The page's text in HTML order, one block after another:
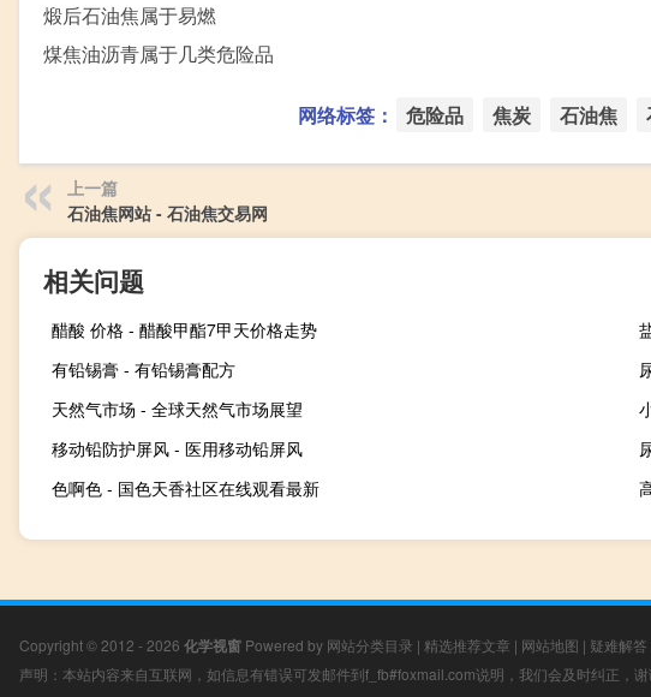
煅后石油焦属于易燃
煤焦油沥青属于几类危险品
网络标签： 危险品 焦炭 石油焦
上一篇
石油焦网站 - 石油焦交易网
相关问题
醋酸 价格 - 醋酸甲酯7甲天价格走势
有铅锡膏 - 有铅锡膏配方
天然气市场 - 全球天然气市场展望
移动铅防护屏风 - 医用移动铅屏风
色啊色 - 国色天香社区在线观看最新
Copyright © 2012 - 2026 化学视窗 Powered by 网站分类目录 | 精选推荐文章 | 网站地图 | 疑难解答
声明：本站内容来自互联网，如信息有错误可发邮件到f_fb#foxmail.com说明，我们会及时纠正，谢